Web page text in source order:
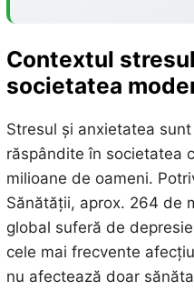
Contextul
societatea
Stresul și anxietatea
răspândite în societatea
milioane de oameni.
Sănătății, aprox. 264 de
global suferă de
cele mai frecvente
nu afectează doar